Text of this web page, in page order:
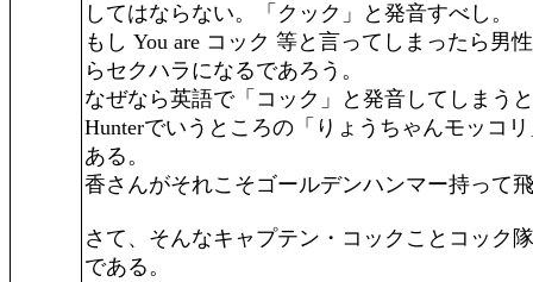
してはならない。「クック」と発音すべし。
もし You are コック 等と言ってしまったら男
らセクハラになるであろう。
なぜなら英語で「コック」と発音してしまう
Hunterでいうところの「りょうちゃんモッコ
ある。
香さんがそれこそゴールデンハンマー持って
さて、そんなキャプテン・コックことコック
である。